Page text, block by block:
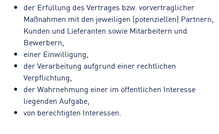
der Erfüllung des Vertrages bzw. vorvertraglicher
Maßnahmen mit den jeweiligen (potenziellen) Partnern,
Kunden und Lieferanten sowie Mitarbeitern und
Bewerbern,
einer Einwilligung,
der Verarbeitung aufgrund einer rechtlichen
Verpflichtung,
der Wahrnehmung einer im öffentlichen Interesse
liegenden Aufgabe,
von berechtigten Interessen.